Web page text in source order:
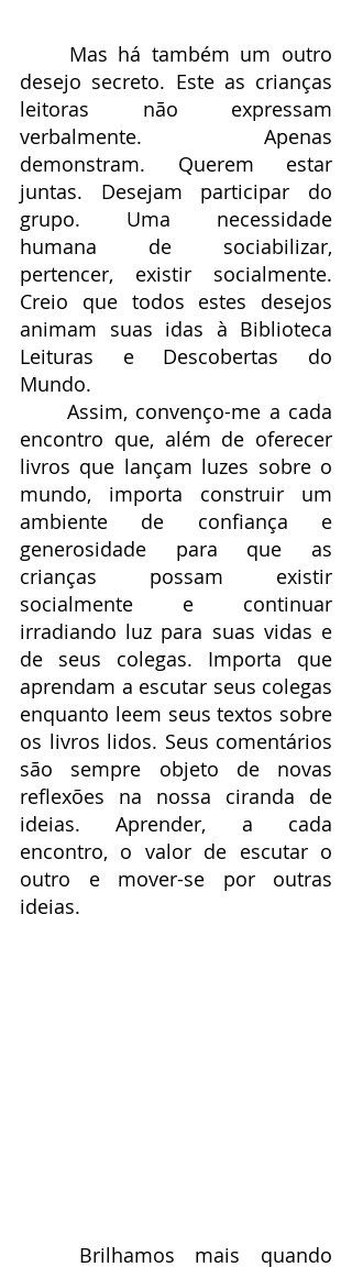
desejo secreto. Este as crianças
leitoras não expressam
verbalmente. Apenas
demonstram. Querem estar
juntas. Desejam participar do
grupo. Uma necessidade
humana de sociabilizar,
pertencer, existir socialmente.
Creio que todos estes desejos
animam suas idas à Biblioteca
Leituras e Descobertas do
Mundo.
encontro que, além de oferecer
livros que lançam luzes sobre o
mundo, importa construir um
ambiente de confiança e
generosidade para que as
crianças possam existir
socialmente e continuar
irradiando luz para suas vidas e
de seus colegas. Importa que
aprendam a escutar seus colegas
enquanto leem seus textos sobre
os livros lidos. Seus comentários
são sempre objeto de novas
reflexões na nossa ciranda de
ideias. Aprender, a cada
encontro, o valor de escutar o
outro e mover-se por outras
ideias.